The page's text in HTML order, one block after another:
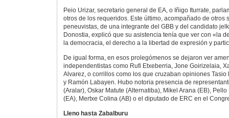
Peio Urizar, secretario general de EA, o Iñigo Iturrate,
otros de los requeridos. Este último, acompañado de otros
peneuvistas, de una integrante del GBB y del candidato
Donostia, explicó que su asistencia tenía que ver con «la
la democracia, el derecho a la libertad de expresión y
De igual forma, en esos prolegómenos se dejaron ver
independentistas como Rufi Etxeberria, Jone Goirizelaia,
Alvarez, o corrillos como los que cruzaban opiniones Tasio
y Ramón Labayen. Hubo notoria presencia de
(Aralar), Oskar Matute (Alternatiba), Mikel Arana (EB),
(EA), Mertxe Colina (AB) o el diputado de ERC en el
Lleno hasta Zabalburu